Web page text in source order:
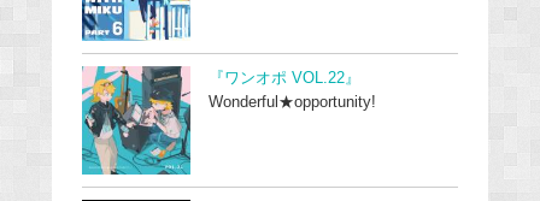
『ワンオポ VOL.22』
Wonderful★opportunity!